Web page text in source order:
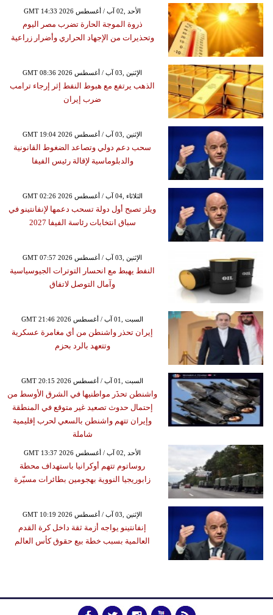
GMT 14:33 2026 الأحد ,02 آب / أغسطس
ذروة الموجة الحارة تضرب مصر اليوم
وتحذيرات من الإجهاد الحراري وأضرار زراعية
GMT 08:36 2026 الإثنين ,03 آب / أغسطس
الذهب يرتفع مع هبوط النفط إثر إرجاء ترامب
ضرب إيران
GMT 19:04 2026 الإثنين ,03 آب / أغسطس
سحب دعم دولي وتصاعد الضغوط القانونية
والدبلوماسية لإقالة رئيس الفيفا
GMT 02:26 2026 الثلاثاء ,04 آب / أغسطس
ويلز تصبح أول دولة تسحب دعمها لإنفانتينو في
سباق انتخابات رئاسة الفيفا 2027
GMT 07:57 2026 الإثنين ,03 آب / أغسطس
النفط يهبط مع انحسار التوترات الجيوسياسية
وآمال التوصل لاتفاق
GMT 21:46 2026 السبت ,01 آب / أغسطس
إيران تحذر واشنطن من أي مغامرة عسكرية
وتتعهد بالرد بحزم
GMT 20:15 2026 السبت ,01 آب / أغسطس
واشنطن تحذَر مواطنيها في الشرق الأوسط من
إحتمال حدوث تصعيد غير متوقع في المنطقة
وإيران تتهم واشنطن بالسعي لحرب إقليمية
شاملة
GMT 13:37 2026 الأحد ,02 آب / أغسطس
روساتوم تتهم أوكرانيا باستهداف محطة
زابوريجيا النووية بهجومين بطائرات مسيّرة
GMT 10:19 2026 الإثنين ,03 آب / أغسطس
إنفانتينو يواجه أزمة ثقة داخل كرة القدم
العالمية بسبب خطة بيع حقوق كأس العالم